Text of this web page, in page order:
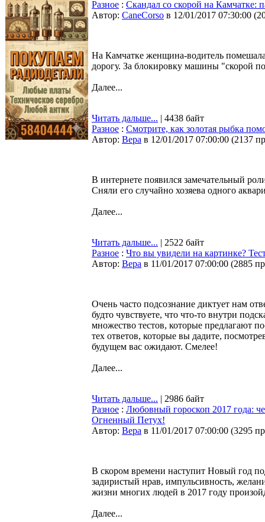
Разное : Скандал со скорой на Камчатке:
Автор: CaneCorso в 12/01/2017 07:30:00 (
На Камчатке женщина-водитель
дорогу. За блокировку машины "скорой
Далее...
Читать дальше... | 4438 байт
Разное : Смотрите, как золотая рыбка
Автор: Bepa в 12/01/2017 07:00:00 (2137
В интернете появился замечательный
Сняли его случайно хозяева одного
Далее...
Читать дальше... | 2522 байт
Разное : Что вы увидели на картинке?
Автор: Bepa в 11/01/2017 07:00:00 (2885
Очень часто подсознание диктует нам
будто чувствуете, что что-то внутри
множество тестов, которые предлагают
тех ответов, которые вы дадите,
будущем вас ожидают. Смелее!
Далее...
Читать дальше... | 2986 байт
Разное : Любовный гороскоп 2017 года:
Огненный Петух!
Автор: Bepa в 11/01/2017 07:00:00 (3295
В скором времени наступит Новый год
задиристый нрав, импульсивность,
жизни многих людей в 2017 году
Далее...